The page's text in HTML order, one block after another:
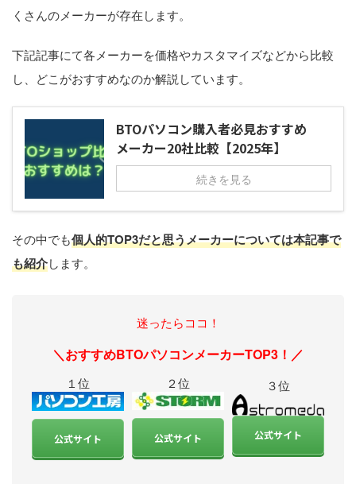
くさんのメーカーが存在します。
下記記事にて各メーカーを価格やカスタマイズなどから比較
し、どこがおすすめなのか解説しています。
BTOパソコン購入者必見おすすめ
メーカー20社比較【2025年】
続きを見る
その中でも個人的TOP3だと思うメーカーについては本記事で
も紹介します。
迷ったらココ！
＼おすすめBTOパソコンメーカーTOP3！／
１位
公式サイト
２位
公式サイト
３位
公式サイト